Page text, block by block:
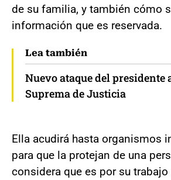
de su familia, y también cómo
información que es reservada.
Lea también
Nuevo ataque del presidente
Suprema de Justicia
Ella acudirá hasta organismos
para que la protejan de una
considera que es por su trabajo